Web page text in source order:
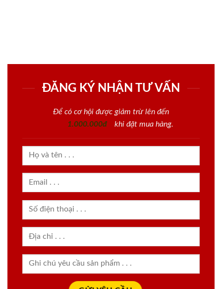
ĐĂNG KÝ NHẬN TƯ VẤN
Để có cơ hội được giảm trừ lên đến
1.000.000đ
khi đặt mua hàng.